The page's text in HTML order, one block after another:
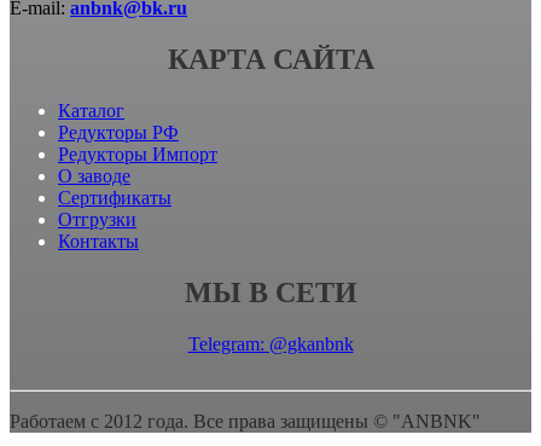
E-mail: anbnk@bk.ru
КАРТА САЙТА
Каталог
Редукторы РФ
Редукторы Импорт
О заводе
Сертификаты
Отгрузки
Контакты
МЫ В СЕТИ
Telegram: @gkanbnk
Работаем с 2012 года. Все права защищены © "ANBNK"